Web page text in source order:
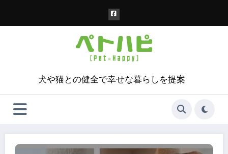
犬や猫との健全で幸せな暮らしを提案